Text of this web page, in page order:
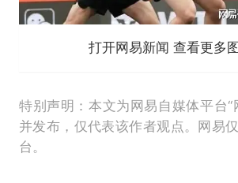
打开网易新闻 查看更多
特别声明：本文为网易自媒体平台“
并发布，仅代表该作者观点。网易
台。